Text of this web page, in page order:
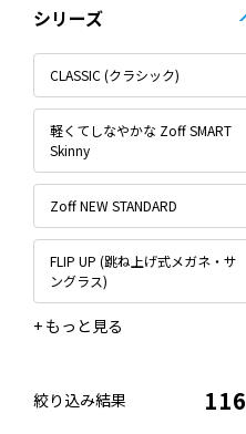
シリーズ
CLASSIC (クラシック)
軽くてしなやかな Zoff SMART
Skinny
Zoff NEW STANDARD
FLIP UP (跳ね上げ式メガネ・サ
ングラス)
BLACK STYLE
Combination (ビジネス)
Disney Collection
FASHION
GALILEO
Men's BASIC (メンズ･ベーシック)
Patterns (パターンズ)
STANDARD
SUNGLASSES COLLECTION
TITANIUM (ビジネス)
TRAD
TREND SUNGLASSES
WOMEN’S BASIC
Zoff OUTDOOR for FISHING
Zoff PC (ブルーライトカット率
Zoff PC (ブルーライトカット率
Zoff SPORTS
Zoff meets LISA LARSON
Zoff | MLB
Zoff│PEANUTS COLLECTION
Zoff｜ADAM ET ROPE'
Zoff｜ETRE TOKYO
Zoff｜KNUTH MARF
Zoff｜Kirimaru
Zoff｜Naoko Kuroishi
Zoff｜POCHACCO
Zoff｜STUDIO SEVEN
Zoff｜UNITED ARROWS
Zoff｜mofusand
Zoff｜はぴだんぶい
軽くてしなやかな Zoff SMART
絞り込み結果 116